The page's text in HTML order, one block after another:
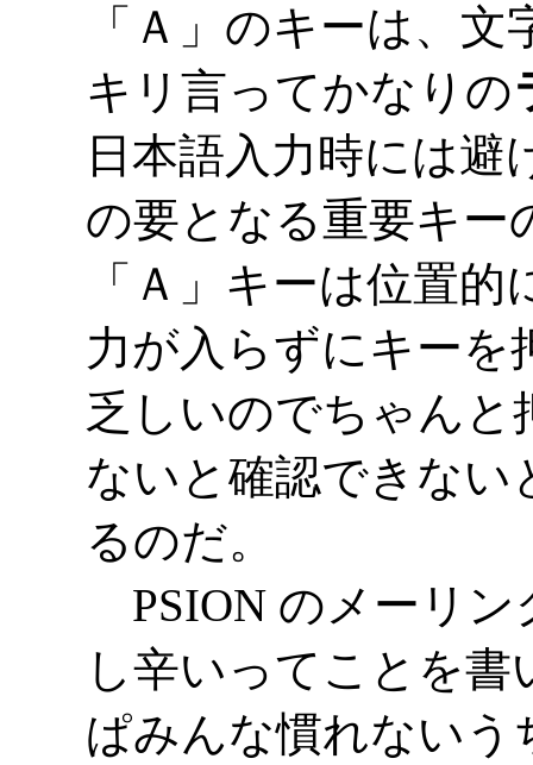
「Ａ」のキーは、
キリ言ってかなりの
日本語入力時には
の要となる重要キー
「Ａ」キーは位置
力が入らずにキーを
乏しいのでちゃん
ないと確認できない
るのだ。
PSION のメーリン
し辛いってことを
ぱみんな慣れないう